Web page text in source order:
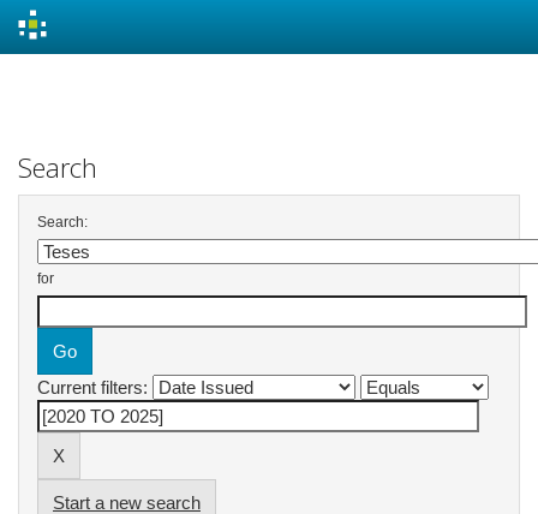
Search
Search:
for
Current filters:
Start a new search